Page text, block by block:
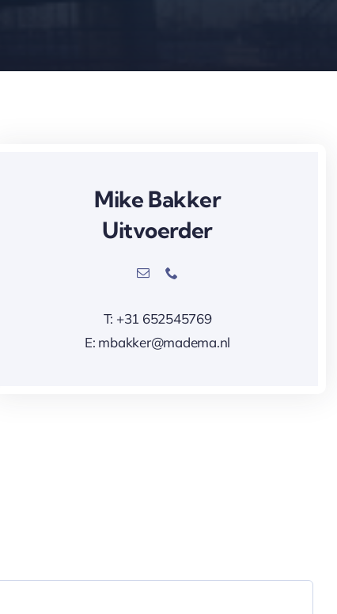
Mike Bakker
Uitvoerder
T: +31 652545769
E: mbakker@madema.nl